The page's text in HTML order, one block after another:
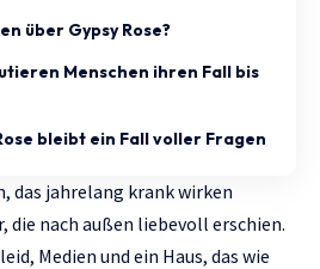
über Gypsy Rose?
Menschen ihren Fall bis
bleibt ein Fall voller Fragen
das jahrelang krank wirken
die nach außen liebevoll erschien.
Medien und ein Haus, das wie